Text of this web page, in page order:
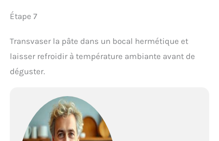
Étape 7
Transvaser la pâte dans un bocal hermétique et
laisser refroidir à température ambiante avant de
déguster.